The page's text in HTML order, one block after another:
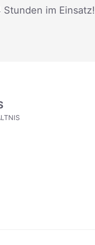
im Einsatz!